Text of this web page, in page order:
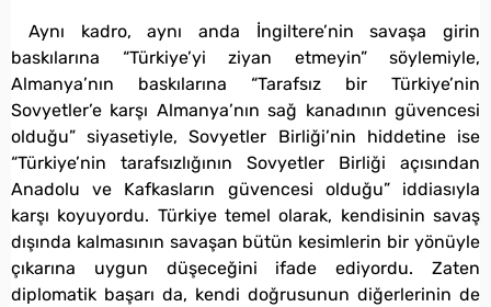
Aynı kadro, aynı anda İngiltere’nin savaşa girin
baskılarına “Türkiye’yi ziyan etmeyin” söylemiyle,
Almanya’nın baskılarına “Tarafsız bir Türkiye’nin
Sovyetler’e karşı Almanya’nın sağ kanadının güvencesi
olduğu” siyasetiyle, Sovyetler Birliği’nin hiddetine ise
“Türkiye’nin tarafsızlığının Sovyetler Birliği açısından
Anadolu ve Kafkasların güvencesi olduğu” iddiasıyla
karşı koyuyordu. Türkiye temel olarak, kendisinin savaş
dışında kalmasının savaşan bütün kesimlerin bir yönüyle
çıkarına uygun düşeceğini ifade ediyordu. Zaten
diplomatik başarı da, kendi doğrusunun diğerlerinin de